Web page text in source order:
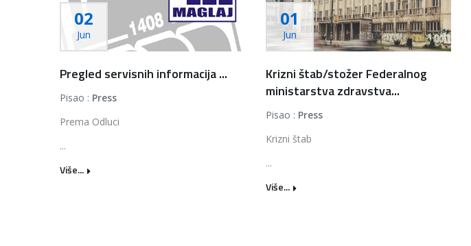
02
Jun
Pregled servisnih informacija ...
Pisao : Press
Prema Odluci
...
Više...
01
Jun
Krizni štab/stožer Federalnog
ministarstva zdravstva...
Pisao : Press
Krizni štab
...
Više...